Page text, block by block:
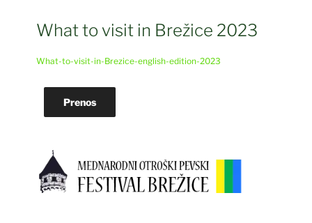
What to visit in Brežice 2023
What-to-visit-in-Brezice-english-edition-2023
Prenos